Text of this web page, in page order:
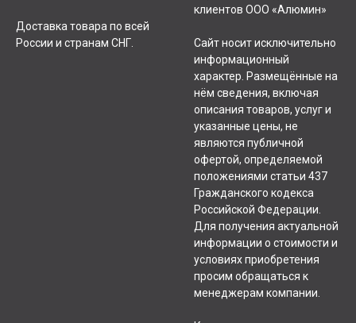
Доставка товара по всей
России и странам СНГ.
клиентов ООО «Алюмин»
Сайт носит исключительно
информационный
характер. Размещённые на
нём сведения, включая
описания товаров, услуг и
указанные цены, не
являются публичной
офертой, определяемой
положениями статьи 437
Гражданского кодекса
Российской Федерации.
Для получения актуальной
информации о стоимости и
условиях приобретения
просим обращаться к
менеджерам компании.